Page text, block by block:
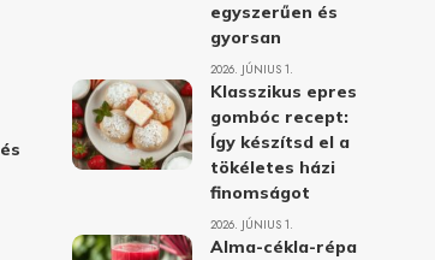
egyszerűen és
gyorsan
2026. JÚNIUS 1.
Klasszikus epres
gombóc recept:
Így készítsd el a
tökéletes házi
finomságot
2026. JÚNIUS 1.
Alma-cékla-répa